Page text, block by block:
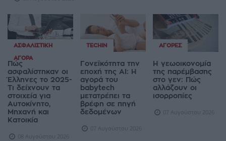
ΑΣΦΑΛΙΣΤΙΚΉ
ΑΓΟΡΆ
Πώς
ασφαλίστηκαν οι
Έλληνες το 2025-
Τι δείχνουν τα
στοιχεία για
Αυτοκίνητο,
Μηχανή και
Κατοικία
08 Αυγούστου 2026
TECHIN
Γονεϊκότητα την
εποχή της AI: Η
αγορά του
babytech
μετατρέπει τα
βρέφη σε πηγή
δεδομένων
07 Αυγούστου 2026
ΑΓΟΡΈΣ
Η γεωοικονομία
της παρέμβασης
στο γεν: Πώς
αλλάζουν οι
ισορροπίες
07 Αυγούστου 2026